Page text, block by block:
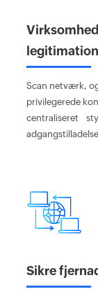
Scan netværk,
privilegerede
centraliseret
Sikre